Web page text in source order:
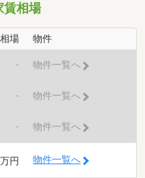
賃相場
場 物件
- 物件一覧へ
- 物件一覧へ
- 物件一覧へ
万円 物件一覧へ